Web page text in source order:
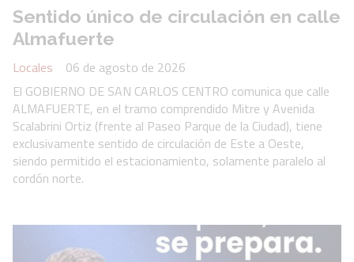
Sentido único de circulación en calle
Almafuerte
Locales
06 de agosto de 2026
El GOBIERNO DE SAN CARLOS CENTRO comunica que calle
ALMAFUERTE, en el tramo comprendido Mitre y Avenida
Scalabrini Ortiz (frente al Paseo Parque de la Ciudad), tiene
exclusivamente sentido de circulación de Este a Oeste,
siendo permitido el estacionamiento, solamente paralelo al
cordón norte.